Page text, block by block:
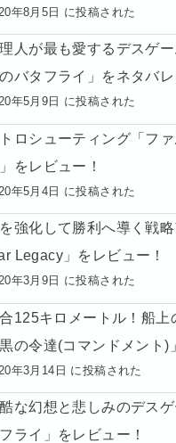
年8月5日 に投稿された
人が最も愛するデスゲ
バタフライ」をネタバレ
年5月9日 に投稿された
ロシューティング「フ
をレビュー！
年5月4日 に投稿された
強化して勝利へ導く戦
Legacy」をレビュー！
年3月9日 に投稿された
125キロメートル！船上
黒の令達(コマンドメント)
年3月14日 に投稿された
な幻想と悲しみのデス
ライ」をレビュー！